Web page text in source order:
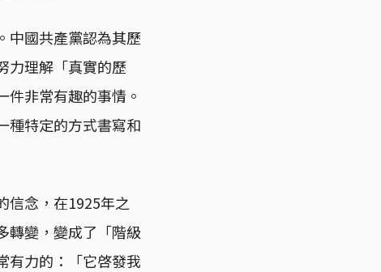
中國共產黨認為其歷
力理解「真實的歷
非常有趣的事情。
種特定的方式書寫和
信念，在1925年之
轉變，變成了「階級
有力的：「它啓發我